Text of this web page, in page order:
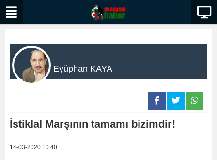
Eyüphan KAYA
İstiklal Marşının tamamı bizimdir!
14-03-2020 10:40